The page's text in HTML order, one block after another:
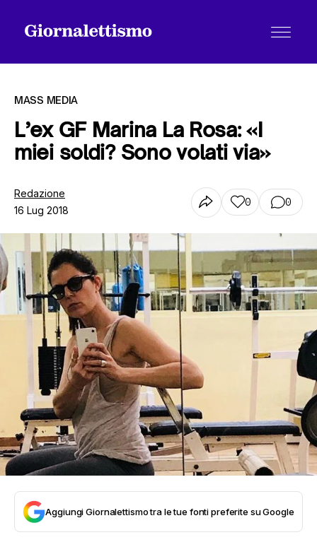
Tutti gli articoli
Chi siamo
Contatti
MASS MEDIA
L’ex GF Marina La Rosa: «I
miei soldi? Sono volati via»
Redazione
16 Lug 2018
0 0
Aggiungi Giornalettismo tra le tue fonti preferite su Google